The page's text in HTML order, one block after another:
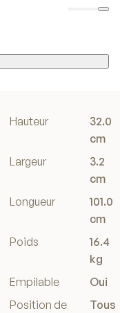
Hauteur
32.0
cm
Largeur
3.2
cm
Longueur
101.0
cm
Poids
16.4
kg
Empilable
Oui
Position de
Tous